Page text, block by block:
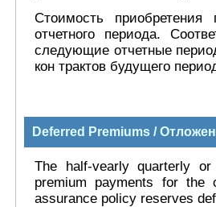
Стоимость приобретения
отчетного периода.
следующие отчетные
кон трактов будущего
Deferred Premiums /
The half-vearly quarterly
premium payments for
assurance policy reserves